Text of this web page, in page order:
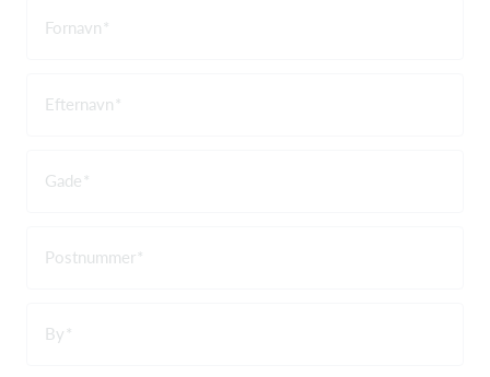
Fornavn
Efternavn
Gade
Postnummer
By